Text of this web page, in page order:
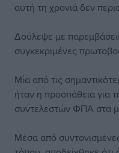
αυτή τη χρονιά δεν
Δούλεψε με
συγκεκριμένες
Μία από τις
ήταν η προσπάθεια για
συντελεστών ΦΠΑ στα
Μέσα από